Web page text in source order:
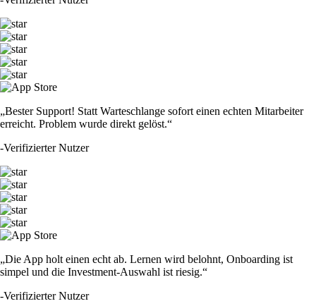
„Bester Support! Statt Warteschlange sofort einen echten Mitarbeiter
erreicht. Problem wurde direkt gelöst.“
-Verifizierter Nutzer
„Die App holt einen echt ab. Lernen wird belohnt, Onboarding ist
simpel und die Investment-Auswahl ist riesig.“
-Verifizierter Nutzer